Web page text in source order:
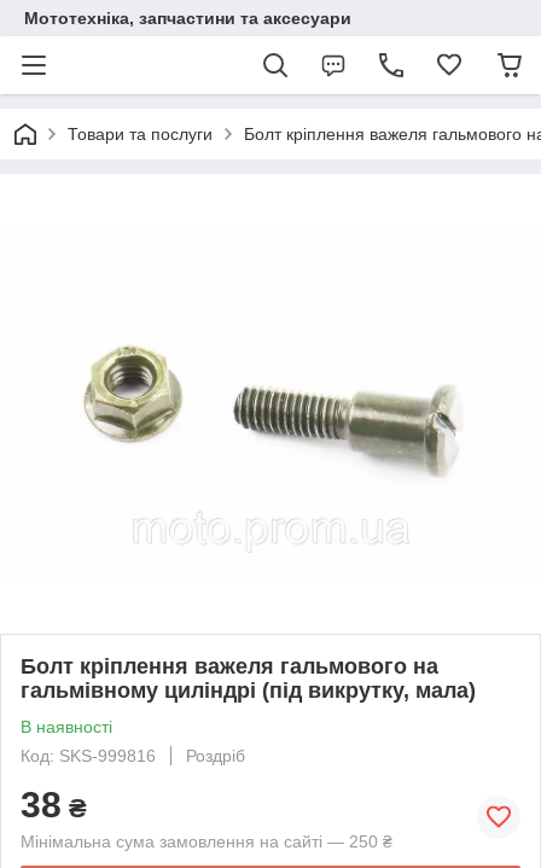
Мототехніка, запчастини та аксесуари
Товари та послуги Болт кріплення важеля гальмового
Болт кріплення важеля гальмового на
гальмівному циліндрі (під викрутку, мала)
В наявності
Код: SKS-999816
Роздріб
38 ₴
Мінімальна сума замовлення на сайті — 250 ₴